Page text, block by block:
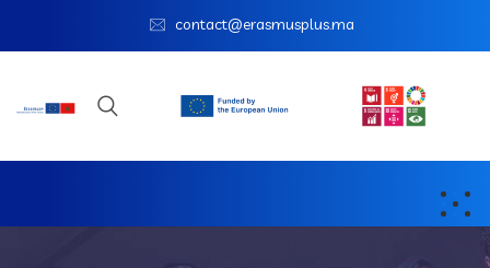
contact@erasmusplus.ma